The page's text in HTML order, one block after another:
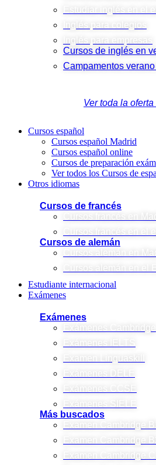
Estudiar inglés en el
Inglés para colegios
Inglés para empresas
Cursos de inglés en
Campamentos
Ver toda la
Cursos español
Cursos español Madrid
Cursos español online
Cursos de preparación
Ver todos los Cursos de
Otros idiomas
Cursos de francés
Cursos francés en
Cursos de alemán
Cursos alemán en
Cursos alemán en el
Estudiante internacional
Exámenes
Exámenes
Exámenes Cambridge
Exámenes IELTS
Examen Linguaskill
Exámenes DELE
Exámenes CCSE
Exámenes SIELE
Más buscados
Examen Cambridge
Examen Cambridge
Examen Cambridge